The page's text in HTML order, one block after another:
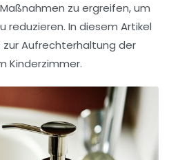
zu ergreifen, um
reduzieren. In diesem Artikel
zurAufrechterhaltung der
Kinderzimmer.